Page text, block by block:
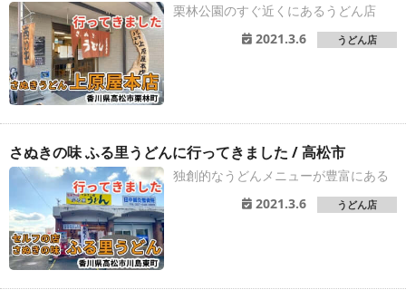
栗林公園のすぐ近くにあるうどん店
2021.3.6
うどん店
さぬきの味 ふる里うどんに行ってきました / 高松市
独創的なうどんメニューが豊富にある
2021.3.6
うどん店